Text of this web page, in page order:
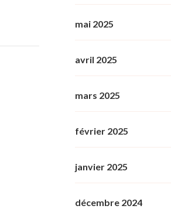
mai 2025
avril 2025
mars 2025
février 2025
janvier 2025
décembre 2024